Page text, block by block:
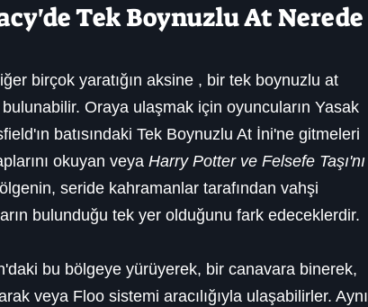
Tek Boynuzlu At Nerede
birçok yaratığın aksine , bir tek boynuzlu at
Oraya ulaşmak için oyuncuların Yasak
batısındaki Tek Boynuzlu At İni'ne gitmeleri
okuyan veya Harry Potter ve Felsefe Taşı'nı
seride kahramanlar tarafından vahşi
bulunduğu tek yer olduğunu fark edeceklerdir.
bu bölgeye yürüyerek, bir canavara binerek,
veya Floo sistemi aracılığıyla ulaşabilirler. Aynı